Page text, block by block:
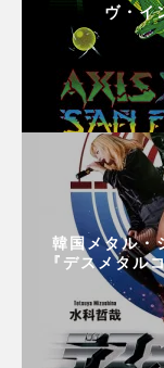
ヴ・イ
韓国メタル・
『デスメタル